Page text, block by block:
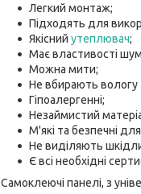
Легкий монтаж;
Підходять для
Якісний утеплювач;
Має властивості
Можна мити;
Не вбирають вологу
Гіпоалергенні;
Незаймистий
М'які та безпечні
Не виділяють
Є всі необхідні
Самоклеючі панелі, з